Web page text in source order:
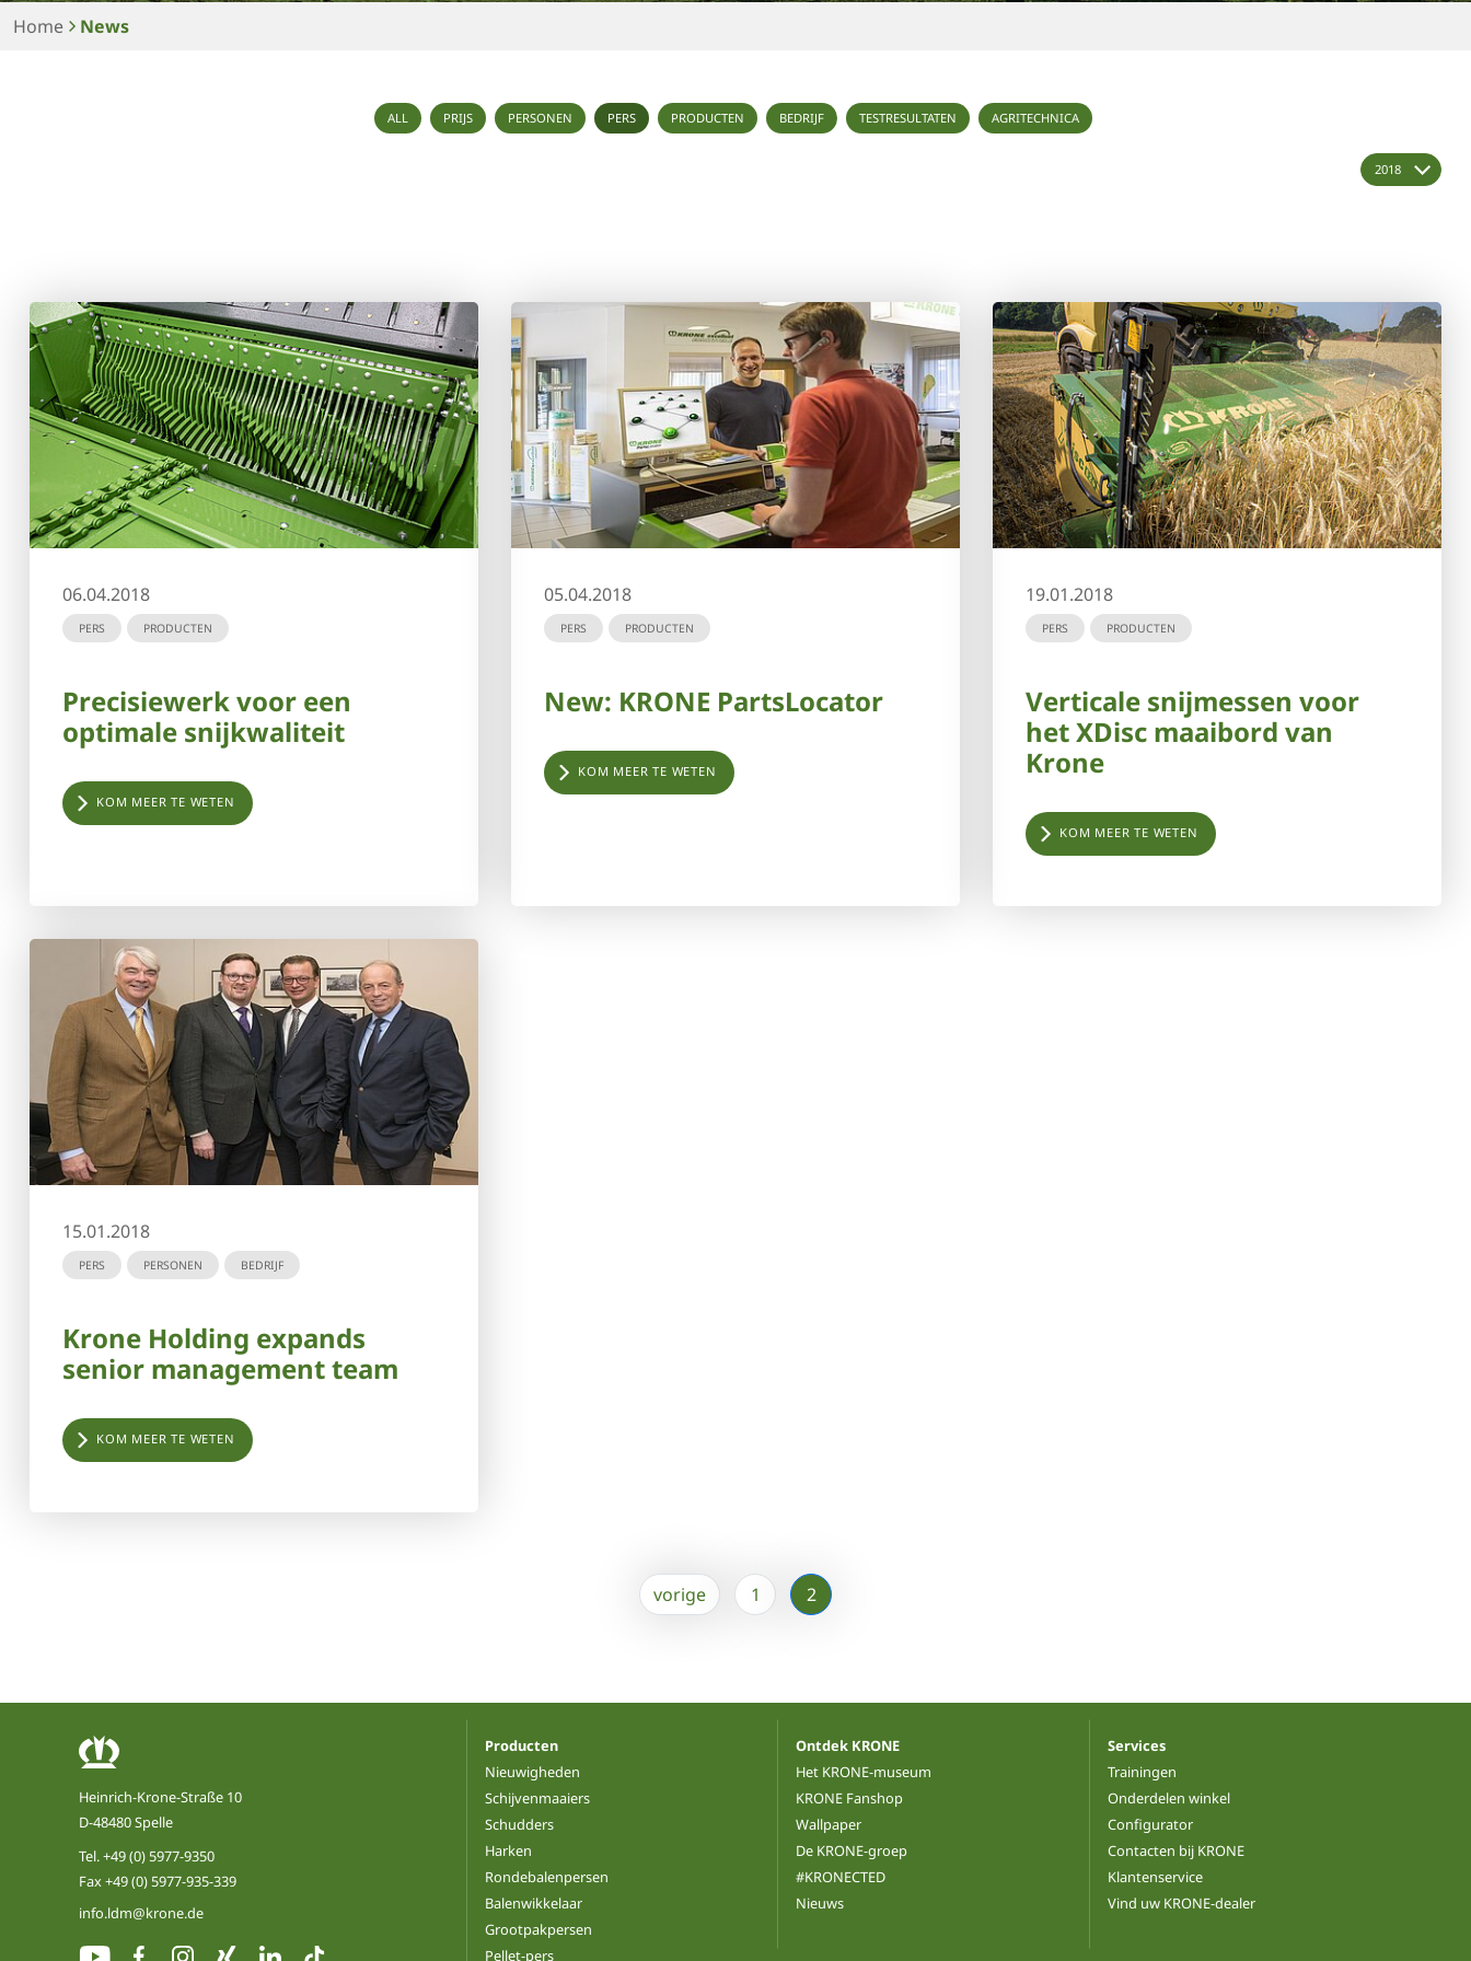
Home News
ALL PRIJS PERSONEN PERS PRODUCTEN BEDRIJF TESTRESULTATEN AGRITECHNICA
06.04.2018
PERS PRODUCTEN
Precisiewerk voor een
optimale snijkwaliteit
KOM MEER TE WETEN
05.04.2018
PERS PRODUCTEN
New: KRONE PartsLocator
KOM MEER TE WETEN
19.01.2018
PERS PRODUCTEN
Verticale snijmessen voor
het XDisc maaibord van
Krone
KOM MEER TE WETEN
15.01.2018
PERS PERSONEN BEDRIJF
Krone Holding expands
senior management team
KOM MEER TE WETEN
vorige 1 2
Heinrich-Krone-Straße 10
D-48480 Spelle
Tel.+49 (0) 5977-9350
Fax +49 (0) 5977-935-339
info.ldm@krone.de
Producten
Nieuwigheden
Schijvenmaaiers
Schudders
Harken
Rondebalenpersen
Balenwikkelaar
Grootpakpersen
Pellet-pers
Ontdek KRONE
Het KRONE-museum
KRONE Fanshop
Wallpaper
De KRONE-groep
#KRONECTED
Nieuws
Services
Trainingen
Onderdelen winkel
Configurator
Contacten bij KRONE
Klantenservice
Vind uw KRONE-dealer